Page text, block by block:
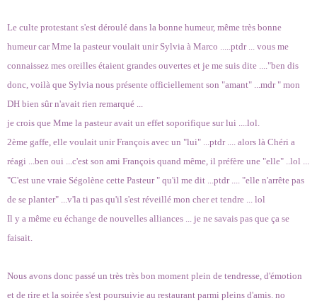
Le culte protestant s'est déroulé dans la bonne humeur, même très bonne
humeur car Mme la pasteur voulait unir Sylvia à Marco .....ptdr ... vous me
connaissez mes oreilles étaient grandes ouvertes et je me suis dite ...."ben dis
donc, voilà que Sylvia nous présente officiellement son "amant" ...mdr " mon
DH bien sûr n'avait rien remarqué ...
je crois que Mme la pasteur avait un effet soporifique sur lui ....lol.
2ème gaffe, elle voulait unir François avec un "lui" ...ptdr .... alors là Chéri a
réagi ...ben oui ...c'est son ami François quand même, il préfère une "elle" ..lol ...
"C'est une vraie Ségolène cette Pasteur " qu'il me dit ...ptdr .... "elle n'arrête pas
de se planter" ...v'la ti pas qu'il s'est réveillé mon cher et tendre ... lol
Il y a même eu échange de nouvelles alliances ... je ne savais pas que ça se
faisait.
Nous avons donc passé un très très bon moment plein de tendresse, d'émotion
et de rire et la soirée s'est poursuivie au restaurant parmi pleins d'amis. no